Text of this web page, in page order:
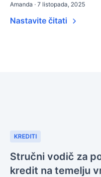
Amanda · 7 listopada, 2025
Nastavite čitati
KREDITI
Stručni vodič za
kredit na temelju